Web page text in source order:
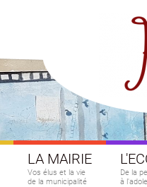
LA MAIRIE
Vos élus et la vie
de la municipalité
De la
à